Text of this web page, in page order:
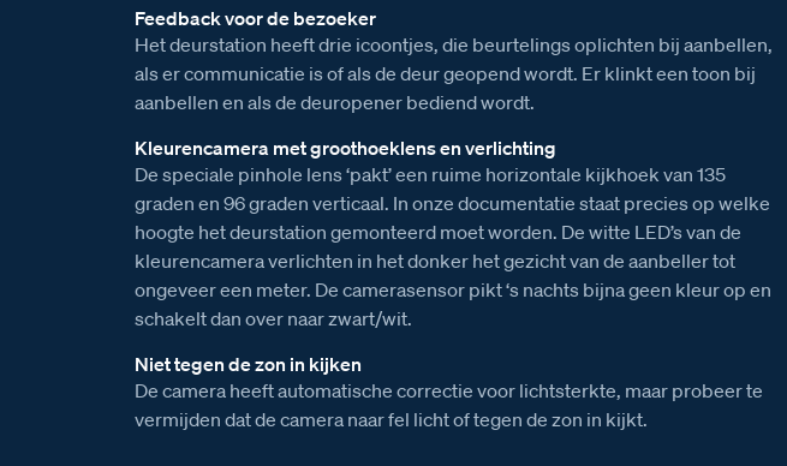
Feedback voor de bezoeker
Het deurstation heeft drie icoontjes, die beurtelings oplichten bij aanbellen,
als er communicatie is of als de deur geopend wordt. Er klinkt een toon bij
aanbellen en als de deuropener bediend wordt.
Kleurencamera met groothoeklens en verlichting
De speciale pinhole lens ‘pakt’ een ruime horizontale kijkhoek van 135
graden en 96 graden verticaal. In onze documentatie staat precies op welke
hoogte het deurstation gemonteerd moet worden. De witte LED’s van de
kleurencamera verlichten in het donker het gezicht van de aanbeller tot
ongeveer een meter. De camerasensor pikt ‘s nachts bijna geen kleur op en
schakelt dan over naar zwart/wit.
Niet tegen de zon in kijken
De camera heeft automatische correctie voor lichtsterkte, maar probeer te
vermijden dat de camera naar fel licht of tegen de zon in kijkt.